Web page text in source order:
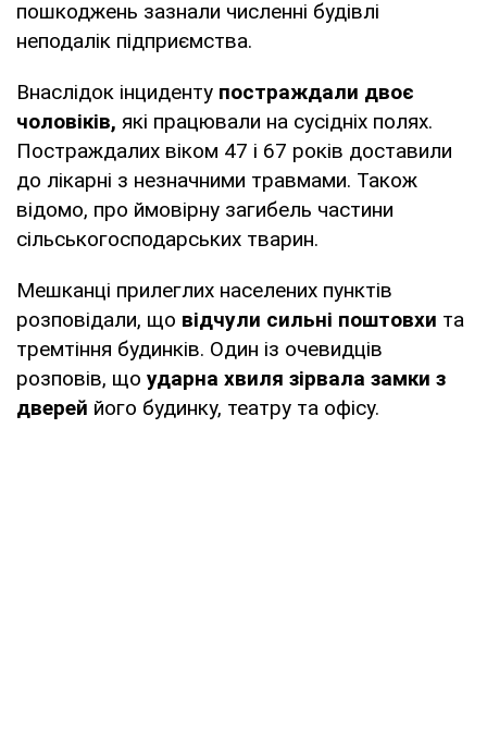
пошкоджень зазнали численні будівлі
неподалік підприємства.
Внаслідок інциденту постраждали двоє
чоловіків, які працювали на сусідніх полях.
Постраждалих віком 47 і 67 років доставили
до лікарні з незначними травмами. Також
відомо, про ймовірну загибель частини
сільськогосподарських тварин.
Мешканці прилеглих населених пунктів
розповідали, що відчули сильні поштовхи та
тремтіння будинків. Один із очевидців
розповів, що ударна хвиля зірвала замки з
дверей його будинку, театру та офісу.